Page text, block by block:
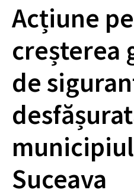
Acțiune
creșterea
de
Suceava